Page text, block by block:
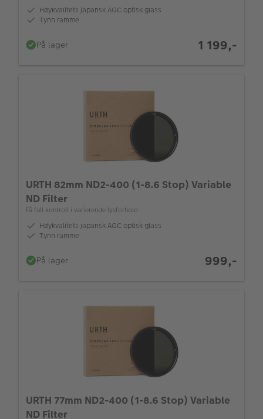
Høykvalitets japansk AGC optisk glass
Tynn ramme
På lager 1 199,-
URTH 82mm ND2-400 (1-8.6 Stop) Variable
ND Filter
Få full kontroll i varierende lysforhold
Høykvalitets japansk AGC optisk glass
Tynn ramme
På lager 999,-
URTH 77mm ND2-400 (1-8.6 Stop) Variable
ND Filter